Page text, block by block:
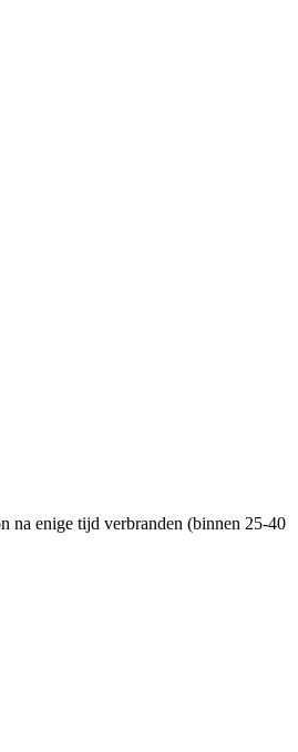
na enige tijd verbranden (binnen 25-40